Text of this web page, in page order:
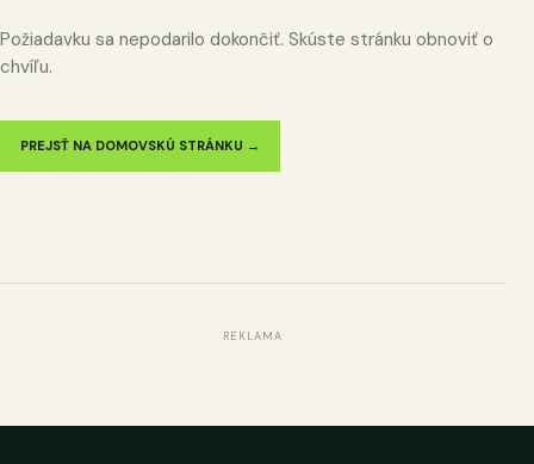
Požiadavku sa nepodarilo dokončiť. Skúste stránku obnoviť o
chvíľu.
PREJSŤ NA DOMOVSKÚ STRÁNKU →
REKLAMA